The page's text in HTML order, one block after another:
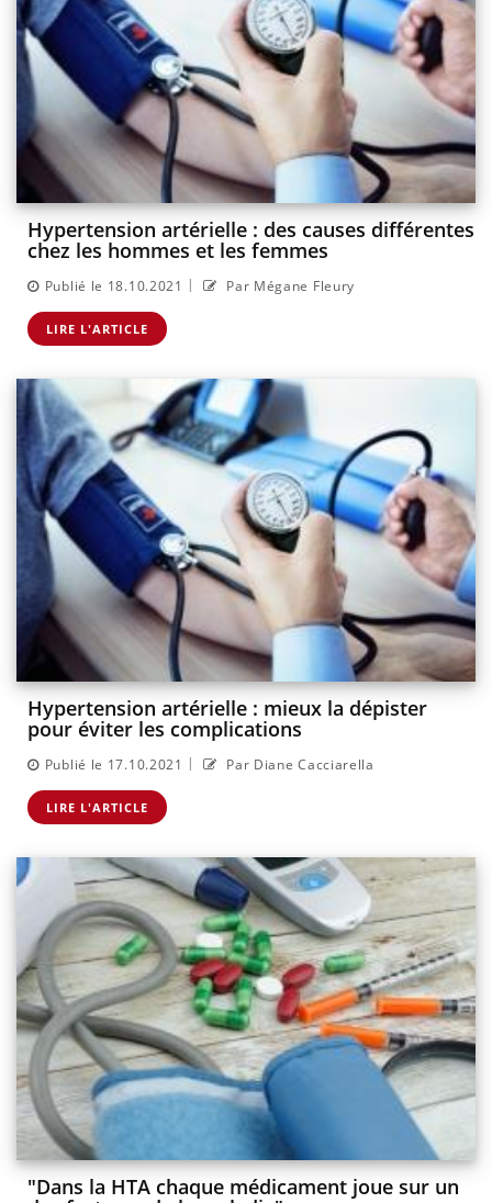
Hypertension artérielle : des causes différentes
chez les hommes et les femmes
Publié le 18.10.2021 | Par Mégane Fleury
LIRE L'ARTICLE
Hypertension artérielle : mieux la dépister
pour éviter les complications
Publié le 17.10.2021 | Par Diane Cacciarella
LIRE L'ARTICLE
"Dans la HTA chaque médicament joue sur un